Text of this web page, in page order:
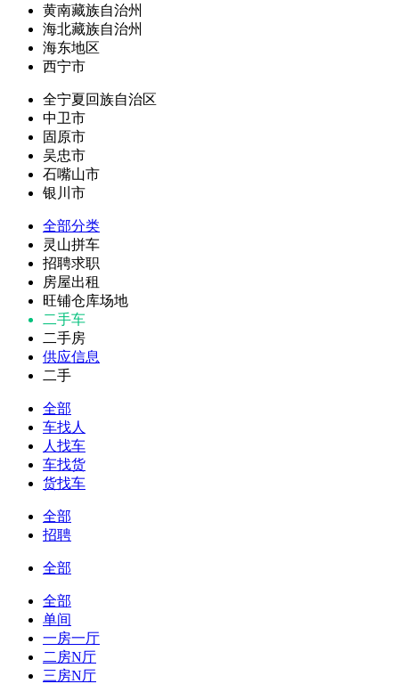
黄南藏族自治州
海北藏族自治州
海东地区
西宁市
全宁夏回族自治区
中卫市
固原市
吴忠市
石嘴山市
银川市
全部分类
灵山拼车
招聘求职
房屋出租
旺铺仓库场地
二手车
二手房
供应信息
二手
全部
车找人
人找车
车找货
货找车
全部
招聘
全部
全部
单间
一房一厅
二房N厅
三房N厅